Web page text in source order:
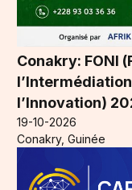
Conakry: FONI
l’Innovation)
19-10-2026
Conakry, Guinée